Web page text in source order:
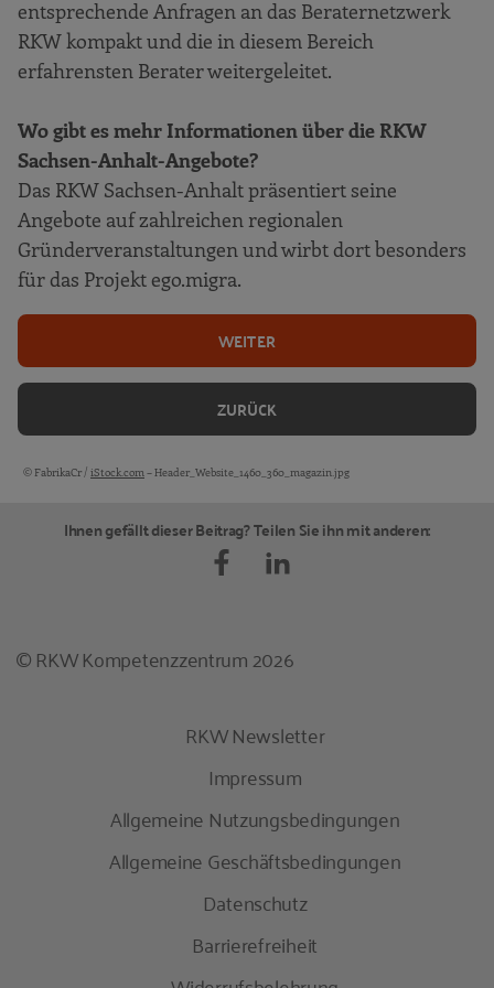
entsprechende Anfragen an das Beraternetzwerk
RKW kompakt und die in diesem Bereich
erfahrensten Berater weitergeleitet.
Wo gibt es mehr Informationen über die RKW
Sachsen-Anhalt-Angebote?
Das RKW Sachsen-Anhalt präsentiert seine
Angebote auf zahlreichen regionalen
Gründerveranstaltungen und wirbt dort besonders
für das Projekt ego.migra.
ZURÜCK
WEITER
Bildquellen und Copyright-Hinweise
© FabrikaCr / iStock.com – Header_Website_1460_360_magazin.jpg
Ihnen gefällt dieser Beitrag? Teilen Sie ihn mit anderen:
© RKW Kompetenzzentrum 2026
RKW Newsletter
Impressum
Allgemeine Nutzungsbedingungen
Allgemeine Geschäftsbedingungen
Datenschutz
Barrierefreiheit